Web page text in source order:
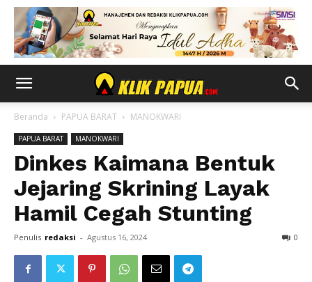
Beranda PAPUA BARAT MANOKWARI
PAPUA BARAT MANOKWARI
Dinkes Kaimana Bentuk
Jejaring Skrining Layak
Hamil Cegah Stunting
Penulis redaksi - Agustus 16, 2024 0